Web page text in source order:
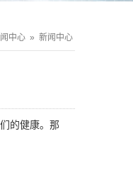
中心 » 新闻中心
的健康。那